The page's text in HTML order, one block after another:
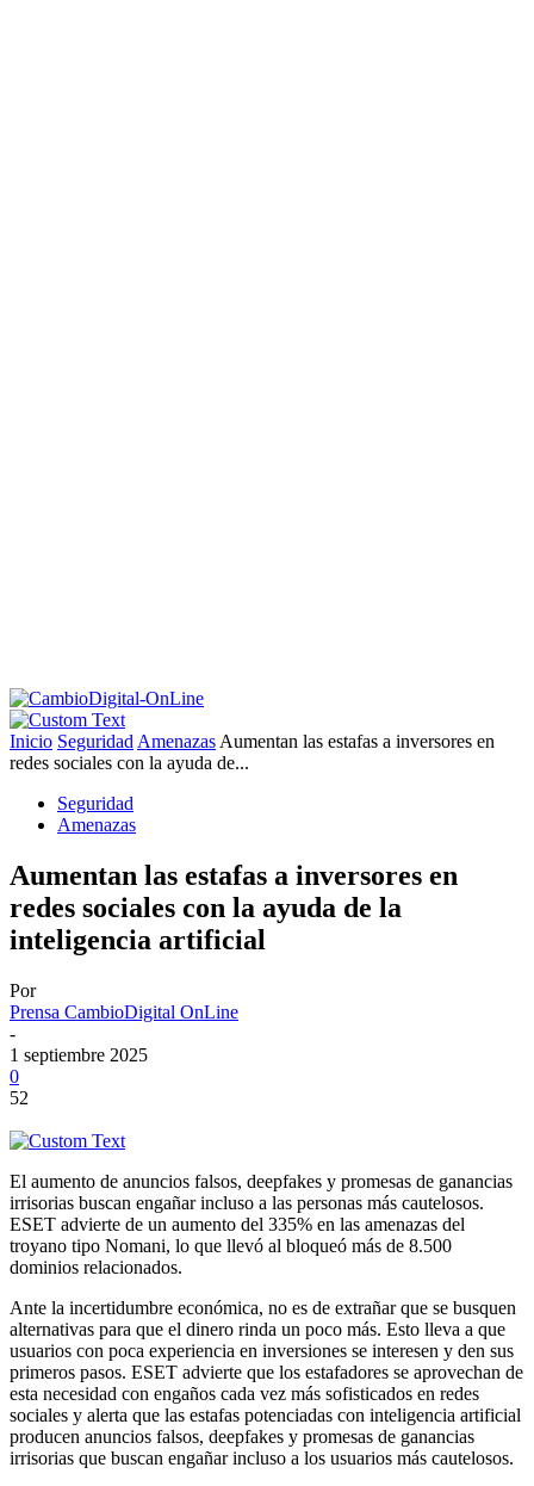
Inicio Seguridad Amenazas Aumentan las estafas a inversores en
redes sociales con la ayuda de...
Seguridad
Amenazas
Aumentan las estafas a inversores en
redes sociales con la ayuda de la
inteligencia artificial
Por
Prensa CambioDigital OnLine
-
1 septiembre 2025
0
52
El aumento de anuncios falsos, deepfakes y promesas de ganancias
irrisorias buscan engañar incluso a las personas más cautelosos.
ESET advierte de un aumento del 335% en las amenazas del
troyano tipo Nomani, lo que llevó al bloqueó más de 8.500
dominios relacionados.
Ante la incertidumbre económica, no es de extrañar que se busquen
alternativas para que el dinero rinda un poco más. Esto lleva a que
usuarios con poca experiencia en inversiones se interesen y den sus
primeros pasos. ESET advierte que los estafadores se aprovechan de
esta necesidad con engaños cada vez más sofisticados en redes
sociales y alerta que las estafas potenciadas con inteligencia artificial
producen anuncios falsos, deepfakes y promesas de ganancias
irrisorias que buscan engañar incluso a los usuarios más cautelosos.